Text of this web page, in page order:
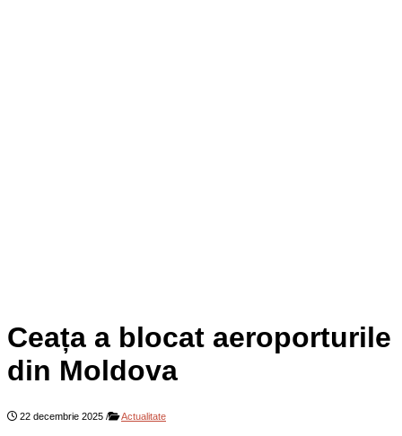
Ceața a blocat aeroporturile
din Moldova
22 decembrie 2025 / Actualitate